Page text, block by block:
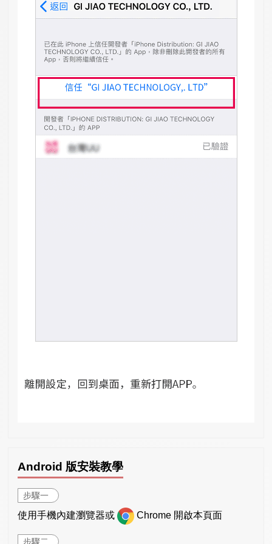
Android 版安裝教學
步驟一
使用手機內建瀏覽器或 Chrome 開啟本頁面
步驟二